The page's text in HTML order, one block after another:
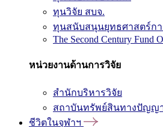
ทุนวิจัย สบจ.
ทุนสนับสนุนยุทธศาสตร์กา
The Second Century Fund
หน่วยงานด้านการวิจัย
สำนักบริหารวิจัย
สถาบันทรัพย์สินทางปัญญ
ชีวิตในจุฬาฯ